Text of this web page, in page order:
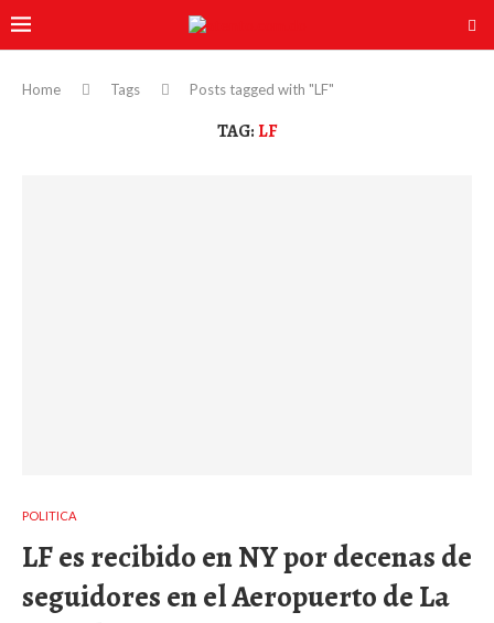
Home Tags Posts tagged with "LF"
TAG:LF
POLITICA
LF es recibido en NY por decenas de
seguidores en el Aeropuerto de La